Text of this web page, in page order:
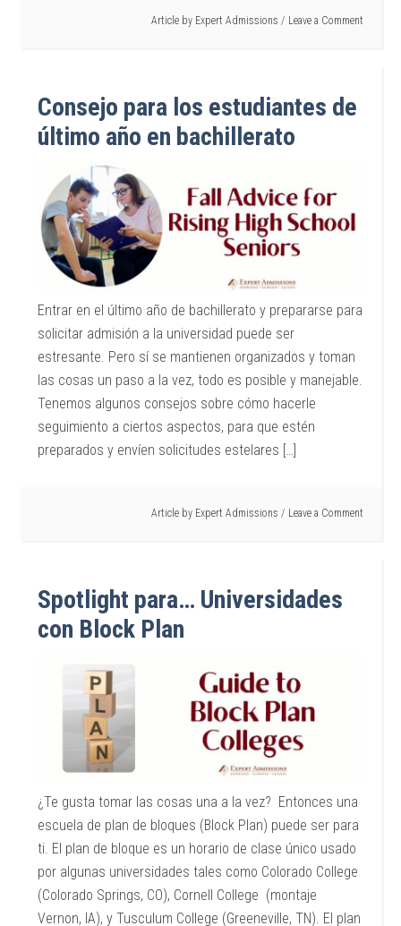
Article by Expert Admissions Leave a Comment
Consejo para los estudiantes de
último año en bachillerato
Entrar en el último año de bachillerato y prepararse para
solicitar admisión a la universidad puede ser
estresante. Pero sí se mantienen organizados y toman
las cosas un paso a la vez, todo es posible y manejable.
Tenemos algunos consejos sobre cómo hacerle
seguimiento a ciertos aspectos, para que estén
preparados y envíen solicitudes estelares […]
Article by Expert Admissions Leave a Comment
Spotlight para… Universidades
con Block Plan
¿Te gusta tomar las cosas una a la vez? Entonces una
escuela de plan de bloques (Block Plan) puede ser para
ti. El plan de bloque es un horario de clase único usado
por algunas universidades tales como Colorado College
(Colorado Springs, CO), Cornell College (montaje
Vernon, IA), y Tusculum College (Greeneville, TN). El plan